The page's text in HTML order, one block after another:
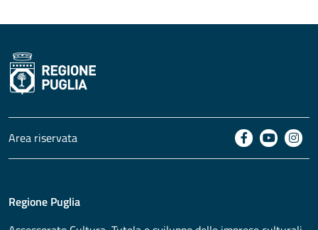
Area riservata
Regione Puglia